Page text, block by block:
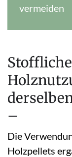
vermeiden
–
Die
Holzpellets